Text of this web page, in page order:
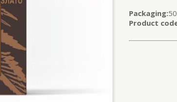
Packaging:
Product